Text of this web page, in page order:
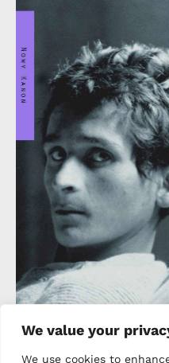
We value your
We use cookies to